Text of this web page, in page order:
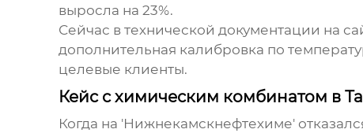
выросла на 23%.
Сейчас в технической документации на
дополнительная калибровка по
целевые клиенты.
Кейс с химическим комбинатом в
Когда на 'Нижнекамскнефтехиме'